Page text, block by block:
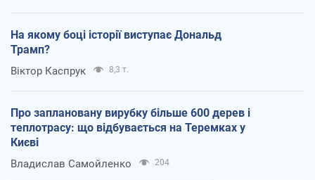
На якому боці історії виступає Дональд
Трамп?
Віктор Каспрук 8,3 т.
Про заплановану вирубку більше 600 дерев і
теплотрасу: що відбувається на Теремках у
Києві
Владислав Самойленко 204